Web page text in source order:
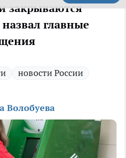
закрываются
главные
новости России
Волобуева